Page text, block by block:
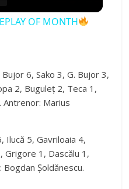
OF MONTH
6, Sako 3, G. Bujor 3,
2, Buguleț 2, Teca 1,
Antrenor: Marius
Ilucă 5, Gavriloaia 4,
Grigore 1, Dascălu 1,
Șoldănescu.